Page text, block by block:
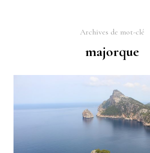
Archives de mot-clé
majorque